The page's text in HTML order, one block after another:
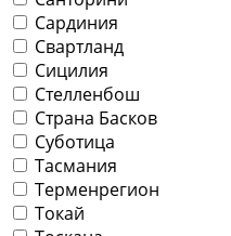
Сардиния
Свартланд
Сицилия
Стелленбош
Страна Басков
Суботица
Тасмания
Терменрегион
Токай